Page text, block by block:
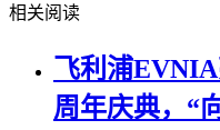
相关阅读
飞利浦
周年庆典，“